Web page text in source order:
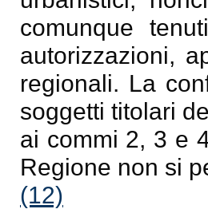
comunque
autorizzazioni,
regionali. La
soggetti titolari
ai commi 2, 3 e
Regione non si
(12)